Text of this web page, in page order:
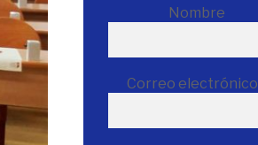
Nombre
Correo electrónico